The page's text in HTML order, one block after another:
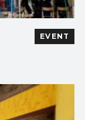
EVENT